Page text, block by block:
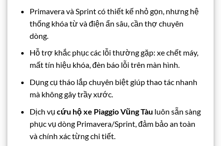
Primavera và Sprint có thiết kế nhỏ gọn, nhưng hệ
thống khóa từ và điện ẩn sâu, cần thợ chuyên
dòng.
Hỗ trợ khắc phục các lỗi thường gặp: xe chết máy,
mất tín hiệu khóa, đèn báo lỗi trên màn hình.
Dụng cụ tháo lắp chuyên biệt giúp thao tác nhanh
mà không gây trầy xước.
Dịch vụ cứu hộ xe Piaggio Vũng Tàu luôn sẵn sàng
phục vụ dòng Primavera/Sprint, đảm bảo an toàn
và chính xác từng chi tiết.